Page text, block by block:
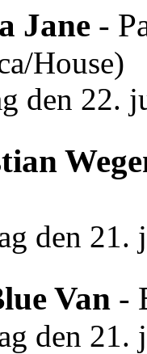
Jane -
House)
den 22.
den
Van -
den